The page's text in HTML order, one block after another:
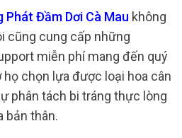
Phát Đầm Dơi Cà Mau không
cũng cung cấp những
miễn phí mang đến quý
chọn lựa được loại hoa cân
phân tách bi tráng thực lòng
bản thân.